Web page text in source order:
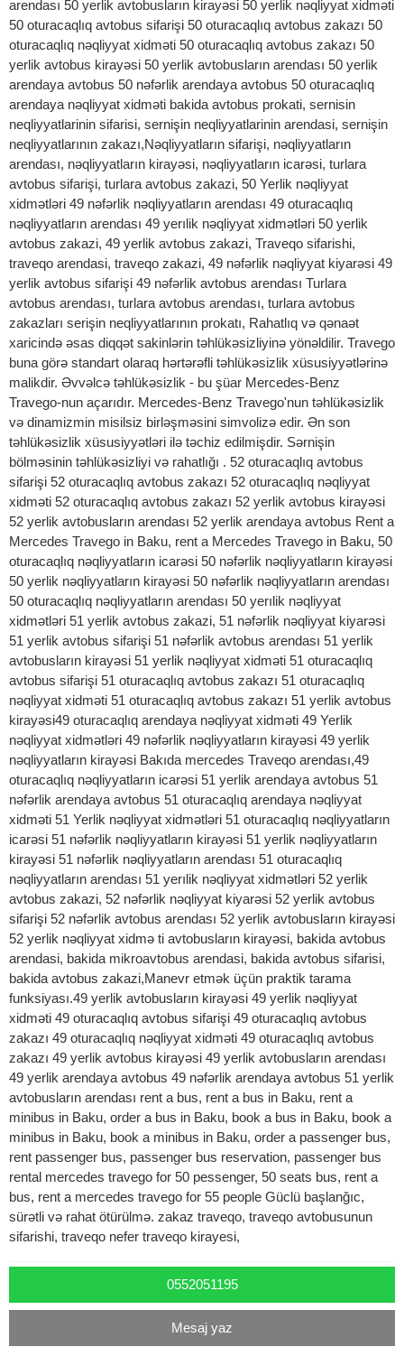
arendası 50 yerlik avtobusların kirayəsi 50 yerlik nəqliyyat xidməti
50 oturacaqlıq avtobus sifarişi 50 oturacaqlıq avtobus zakazı 50
oturacaqlıq nəqliyyat xidməti 50 oturacaqlıq avtobus zakazı 50
yerlik avtobus kirayəsi 50 yerlik avtobusların arendası 50 yerlik
arendaya avtobus 50 nəfərlik arendaya avtobus 50 oturacaqlıq
arendaya nəqliyyat xidməti bakida avtobus prokati, sernisin
neqliyyatlarinin sifarisi, sernişin neqliyyatlarinin arendasi, sernişin
neqliyyatlarının zakazı,Nəqliyyatların sifarişi, nəqliyyatların
arendası, nəqliyyatların kirayəsi, nəqliyyatların icarəsi, turlara
avtobus sifarişi, turlara avtobus zakazi, 50 Yerlik nəqliyyat
xidmətləri 49 nəfərlik nəqliyyatların arendası 49 oturacaqlıq
nəqliyyatların arendası 49 yerılik nəqliyyat xidmətləri 50 yerlik
avtobus zakazi, 49 yerlik avtobus zakazi, Traveqo sifarishi,
traveqo arendasi, traveqo zakazi, 49 nəfərlik nəqliyyat kiyarəsi 49
yerlik avtobus sifarişi 49 nəfərlik avtobus arendası Turlara
avtobus arendası, turlara avtobus arendası, turlara avtobus
zakazları serişin neqliyyatlarının prokatı, Rahatlıq və qənaət
xaricində əsas diqqət sakinlərin təhlükəsizliyinə yönəldilir. Travego
buna görə standart olaraq hərtərəfli təhlükəsizlik xüsusiyyətlərinə
malikdir. Əvvəlcə təhlükəsizlik - bu şüar Mercedes-Benz
Travego-nun açarıdır. Mercedes-Benz Travego'nun təhlükəsizlik
və dinamizmin misilsiz birləşməsini simvolizə edir. Ən son
təhlükəsizlik xüsusiyyətləri ilə təchiz edilmişdir. Sərnişin
bölməsinin təhlükəsizliyi və rahatlığı . 52 oturacaqlıq avtobus
sifarişi 52 oturacaqlıq avtobus zakazı 52 oturacaqlıq nəqliyyat
xidməti 52 oturacaqlıq avtobus zakazı 52 yerlik avtobus kirayəsi
52 yerlik avtobusların arendası 52 yerlik arendaya avtobus Rent a
Mercedes Travego in Baku, rent a Mercedes Travego in Baku, 50
oturacaqlıq nəqliyyatların icarəsi 50 nəfərlik nəqliyyatların kirayəsi
50 yerlik nəqliyyatların kirayəsi 50 nəfərlik nəqliyyatların arendası
50 oturacaqlıq nəqliyyatların arendası 50 yerılik nəqliyyat
xidmətləri 51 yerlik avtobus zakazi, 51 nəfərlik nəqliyyat kiyarəsi
51 yerlik avtobus sifarişi 51 nəfərlik avtobus arendası 51 yerlik
avtobusların kirayəsi 51 yerlik nəqliyyat xidməti 51 oturacaqlıq
avtobus sifarişi 51 oturacaqlıq avtobus zakazı 51 oturacaqlıq
nəqliyyat xidməti 51 oturacaqlıq avtobus zakazı 51 yerlik avtobus
kirayəsi49 oturacaqlıq arendaya nəqliyyat xidməti 49 Yerlik
nəqliyyat xidmətləri 49 nəfərlik nəqliyyatların kirayəsi 49 yerlik
nəqliyyatların kirayəsi Вakıda mercedes Traveqo arendası,49
oturacaqlıq nəqliyyatların icarəsi 51 yerlik arendaya avtobus 51
nəfərlik arendaya avtobus 51 oturacaqlıq arendaya nəqliyyat
xidməti 51 Yerlik nəqliyyat xidmətləri 51 oturacaqlıq nəqliyyatların
icarəsi 51 nəfərlik nəqliyyatların kirayəsi 51 yerlik nəqliyyatların
kirayəsi 51 nəfərlik nəqliyyatların arendası 51 oturacaqlıq
nəqliyyatların arendası 51 yerılik nəqliyyat xidmətləri 52 yerlik
avtobus zakazi, 52 nəfərlik nəqliyyat kiyarəsi 52 yerlik avtobus
sifarişi 52 nəfərlik avtobus arendası 52 yerlik avtobusların kirayəsi
52 yerlik nəqliyyat xidmə ti avtobusların kirayəsi, bakida avtobus
arendasi, bakida mikroavtobus arendasi, bakida avtobus sifarisi,
bakida avtobus zakazi,Manevr etmək üçün praktik tarama
funksiyası.49 yerlik avtobusların kirayəsi 49 yerlik nəqliyyat
xidməti 49 oturacaqlıq avtobus sifarişi 49 oturacaqlıq avtobus
zakazı 49 oturacaqlıq nəqliyyat xidməti 49 oturacaqlıq avtobus
zakazı 49 yerlik avtobus kirayəsi 49 yerlik avtobusların arendası
49 yerlik arendaya avtobus 49 nəfərlik arendaya avtobus 51 yerlik
avtobusların arendası rent a bus, rent a bus in Baku, rent a
minibus in Baku, order a bus in Baku, book a bus in Baku, book a
minibus in Baku, book a minibus in Baku, order a passenger bus,
rent passenger bus, passenger bus reservation, passenger bus
rental mercedes travego for 50 pessenger, 50 seats bus, rent a
bus, rent a mercedes travego for 55 people Güclü başlanğıc,
sürətli və rahat ötürülmə. zakaz traveqo, traveqo avtobusunun
sifarishi, traveqo nefer traveqo kirayesi,
0552051195
Mesaj yaz